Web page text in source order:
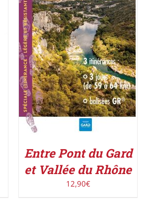
DÉTAILS
Entre Pont du Gard
et Vallée du Rhône
12,90€